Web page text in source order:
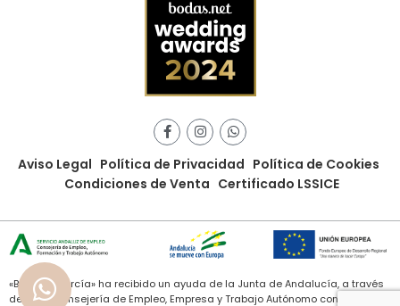
Aviso Legal Política de Privacidad Política de Cookies
Condiciones de Venta Certificado LSSICE
«ByEstherGarcía» ha recibido un ayuda de la Junta de Andalucía, a través
de de la Consejería de Empleo, Empresa y Trabajo Autónomo con cargo al